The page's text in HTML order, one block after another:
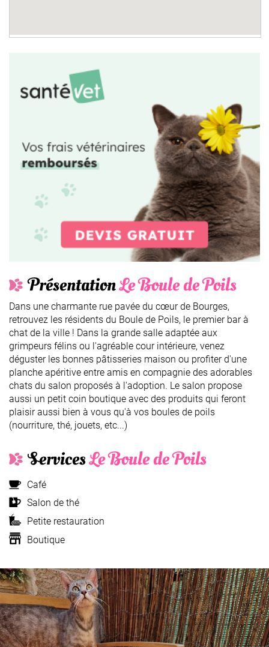
PrésentationLe Boule de Poils
Dans une charmante rue pavée du cœur de Bourges,
retrouvez les résidents du Boule de Poils, le premier bar à
chat de la ville ! Dans la grande salle adaptée aux
grimpeurs félins ou l'agréable cour intérieure, venez
déguster les bonnes pâtisseries maison ou profiter d'une
planche apéritive entre amis en compagnie des adorables
chats du salon proposés à l'adoption. Le salon propose
aussi un petit coin boutique avec des produits qui feront
plaisir aussi bien à vous qu'à vos boules de poils
(nourriture, thé, jouets, etc...)
ServicesLe Boule de Poils
Café
Salon de thé
Petite restauration
Boutique